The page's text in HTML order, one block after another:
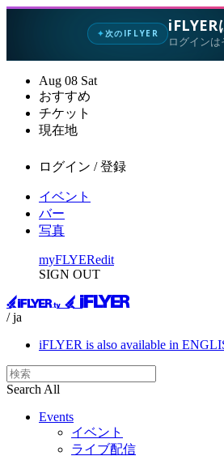
✦次のIFLYER iFLYER
ログイン
Aug 08 Sat
おすすめ
チケット
現在地
ログイン / 登録
イベント
バー
写真
myFLYERedit
SIGN OUT
/ ja
iFLYER is also available in
Search All
Events
イベント
ライブ配信